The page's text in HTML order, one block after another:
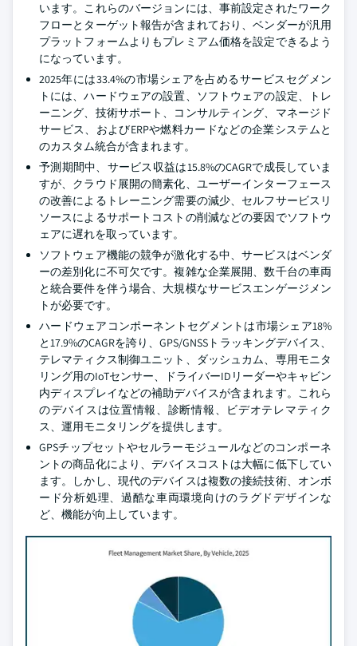
います。これらのバージョンには、事前設定されたワーク
フローとターゲット報告が含まれており、ベンダーが汎用
プラットフォームよりもプレミアム価格を設定できるよう
になっています。
2025年には33.4%の市場シェアを占めるサービスセグメン
トには、ハードウェアの設置、ソフトウェアの設定、トレ
ーニング、技術サポート、コンサルティング、マネージド
サービス、およびERPや燃料カードなどの企業システムと
のカスタム統合が含まれます。
予測期間中、サービス収益は15.8%のCAGRで成長していま
すが、クラウド展開の簡素化、ユーザーインターフェース
の改善によるトレーニング需要の減少、セルフサービスリ
ソースによるサポートコストの削減などの要因でソフトウ
ェアに遅れを取っています。
ソフトウェア機能の競争が激化する中、サービスはベンダ
ーの差別化に不可欠です。複雑な企業展開、数千台の車両
と統合要件を伴う場合、大規模なサービスエンゲージメン
トが必要です。
ハードウェアコンポーネントセグメントは市場シェア18%
と17.9%のCAGRを誇り、GPS/GNSSトラッキングデバイス、
テレマティクス制御ユニット、ダッシュカム、専用モニタ
リング用のIoTセンサー、ドライバーIDリーダーやキャビン
内ディスプレイなどの補助デバイスが含まれます。これら
のデバイスは位置情報、診断情報、ビデオテレマティク
ス、運用モニタリングを提供します。
GPSチップセットやセルラーモジュールなどのコンポーネ
ントの商品化により、デバイスコストは大幅に低下してい
ます。しかし、現代のデバイスは複数の接続技術、オンボ
ード分析処理、過酷な車両環境向けのラグドデザインな
ど、機能が向上しています。